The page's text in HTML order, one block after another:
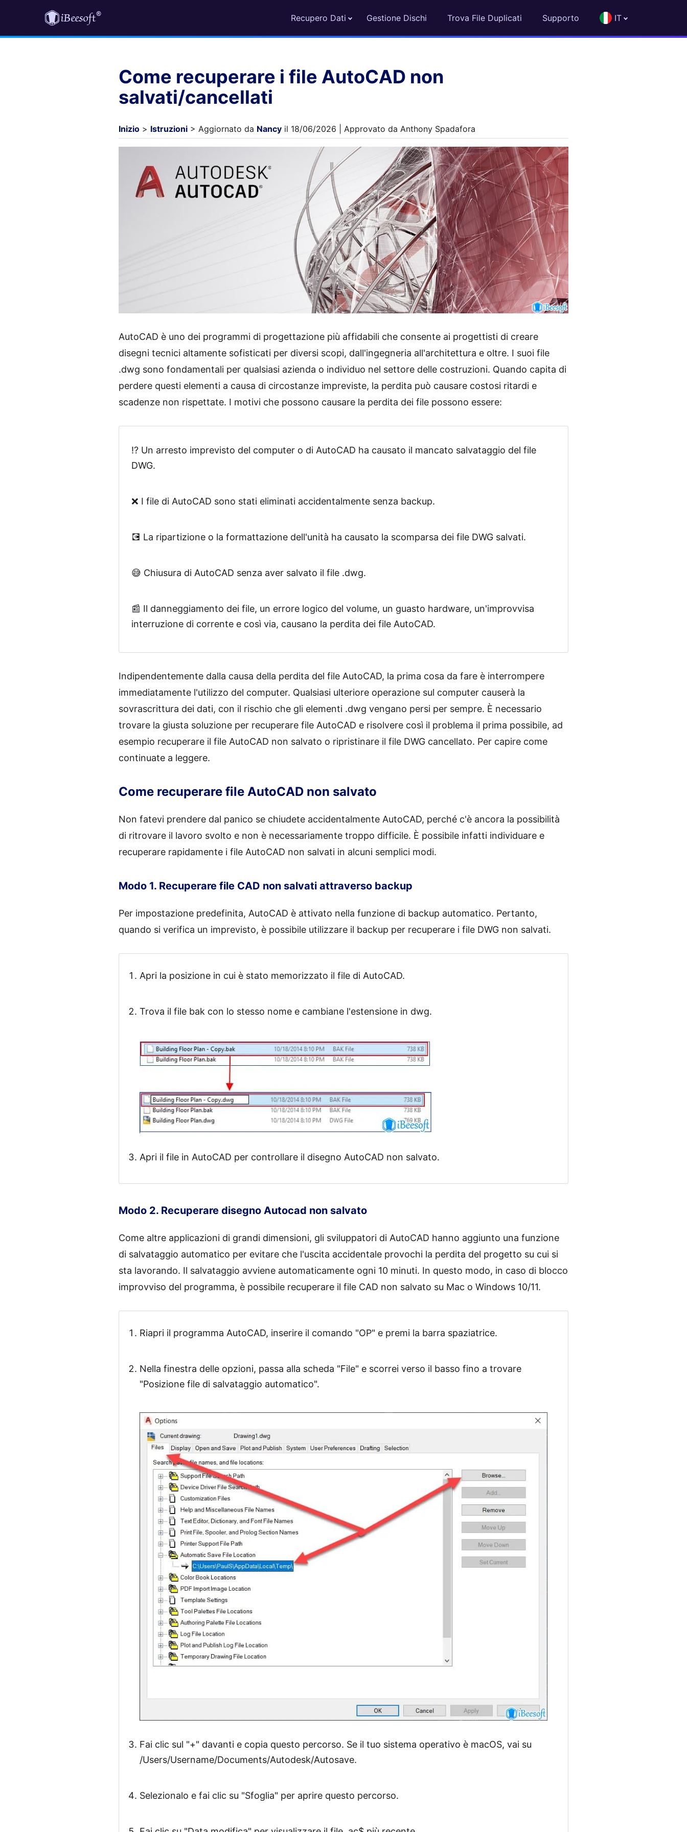
Recupero Dati Gestione Dischi Trova File Duplicati Supporto IT
Come recuperare i file AutoCAD non
salvati/cancellati
Inizio > Istruzioni > Aggiornato da Nancy il 18/06/2026 | Approvato da Anthony Spadafora
AutoCAD è uno dei programmi di progettazione più affidabili che consente ai progettisti di creare
disegni tecnici altamente sofisticati per diversi scopi, dall'ingegneria all'architettura e oltre. I suoi file
.dwg sono fondamentali per qualsiasi azienda o individuo nel settore delle costruzioni. Quando capita di
perdere questi elementi a causa di circostanze impreviste, la perdita può causare costosi ritardi e
scadenze non rispettate. I motivi che possono causare la perdita dei file possono essere:
⁉️ Un arresto imprevisto del computer o di AutoCAD ha causato il mancato salvataggio del file
DWG.
❌ I file di AutoCAD sono stati eliminati accidentalmente senza backup.
💽 La ripartizione o la formattazione dell'unità ha causato la scomparsa dei file DWG salvati.
😅 Chiusura di AutoCAD senza aver salvato il file .dwg.
📰 Il danneggiamento dei file, un errore logico del volume, un guasto hardware, un'improvvisa
interruzione di corrente e così via, causano la perdita dei file AutoCAD.
Indipendentemente dalla causa della perdita del file AutoCAD, la prima cosa da fare è interrompere
immediatamente l'utilizzo del computer. Qualsiasi ulteriore operazione sul computer causerà la
sovrascrittura dei dati, con il rischio che gli elementi .dwg vengano persi per sempre. È necessario
trovare la giusta soluzione per recuperare file AutoCAD e risolvere così il problema il prima possibile, ad
esempio recuperare il file AutoCAD non salvato o ripristinare il file DWG cancellato. Per capire come
continuate a leggere.
Come recuperare file AutoCAD non salvato
Non fatevi prendere dal panico se chiudete accidentalmente AutoCAD, perché c'è ancora la possibilità
di ritrovare il lavoro svolto e non è necessariamente troppo difficile. È possibile infatti individuare e
recuperare rapidamente i file AutoCAD non salvati in alcuni semplici modi.
Modo 1. Recuperare file CAD non salvati attraverso backup
Per impostazione predefinita, AutoCAD è attivato nella funzione di backup automatico. Pertanto,
quando si verifica un imprevisto, è possibile utilizzare il backup per recuperare i file DWG non salvati.
Apri la posizione in cui è stato memorizzato il file di AutoCAD.
Trova il file bak con lo stesso nome e cambiane l'estensione in dwg.
Apri il file in AutoCAD per controllare il disegno AutoCAD non salvato.
Modo 2. Recuperare disegno Autocad non salvato
Come altre applicazioni di grandi dimensioni, gli sviluppatori di AutoCAD hanno aggiunto una funzione
di salvataggio automatico per evitare che l'uscita accidentale provochi la perdita del progetto su cui si
sta lavorando. Il salvataggio avviene automaticamente ogni 10 minuti. In questo modo, in caso di blocco
improvviso del programma, è possibile recuperare il file CAD non salvato su Mac o Windows 10/11.
Riapri il programma AutoCAD, inserire il comando "OP" e premi la barra spaziatrice.
Nella finestra delle opzioni, passa alla scheda "File" e scorrei verso il basso fino a trovare
"Posizione file di salvataggio automatico".
Fai clic sul "+" davanti e copia questo percorso. Se il tuo sistema operativo è macOS, vai su
/Users/Username/Documents/Autodesk/Autosave.
Selezionalo e fai clic su "Sfoglia" per aprire questo percorso.